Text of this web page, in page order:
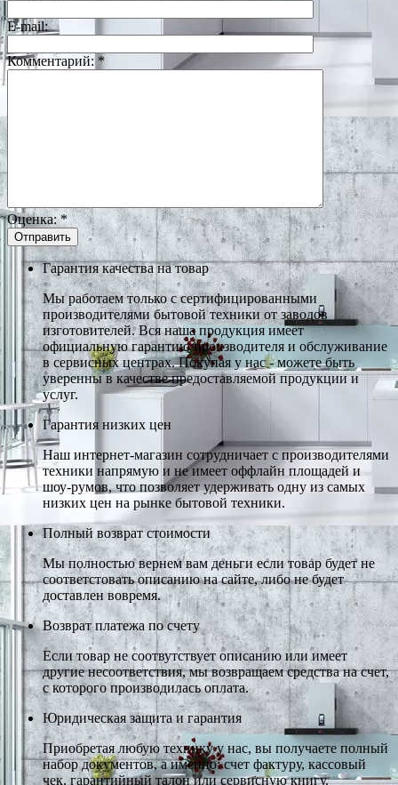
E-mail:
Комментарий: *
Оценка:*
Гарантия качества на товар
Мы работаем только с сертифицированными
производителями бытовой техники от заводов
изготовителей. Вся наша продукция имеет
официальную гарантию производителя и обслуживание
в сервисных центрах. Покупая у нас - можете быть
уверенны в качестве предоставляемой продукции и
услуг.
Гарантия низких цен
Наш интернет-магазин сотрудничает с производителями
техники напрямую и не имеет оффлайн площадей и
шоу-румов, что позволяет удерживать одну из самых
низких цен на рынке бытовой техники.
Полный возврат стоимости
Мы полностью вернем вам деньги если товар будет не
соответстовать описанию на сайте, либо не будет
доставлен вовремя.
Возврат платежа по счету
Если товар не соотвутствует описанию или имеет
другие несоответствия, мы возвращаем средства на счет,
с которого производилась оплата.
Юридическая защита и гарантия
Приобретая любую технику у нас, вы получаете полный
набор документов, а именно: счет фактуру, кассовый
чек, гарантийный талон или сервисную книгу.